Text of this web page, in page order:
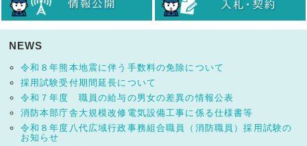
NEWS
令和８年熊本地震に伴う手数料の免除について
採用試験受付期間延長について
令和７年度 職員の給与の男女の差異の情報公表
消防本部庁舎大規模改修電気設備工事に係る仕様書等
令和８年度八代広域行政事務組合職員（消防職員）採用試験の
お知らせ